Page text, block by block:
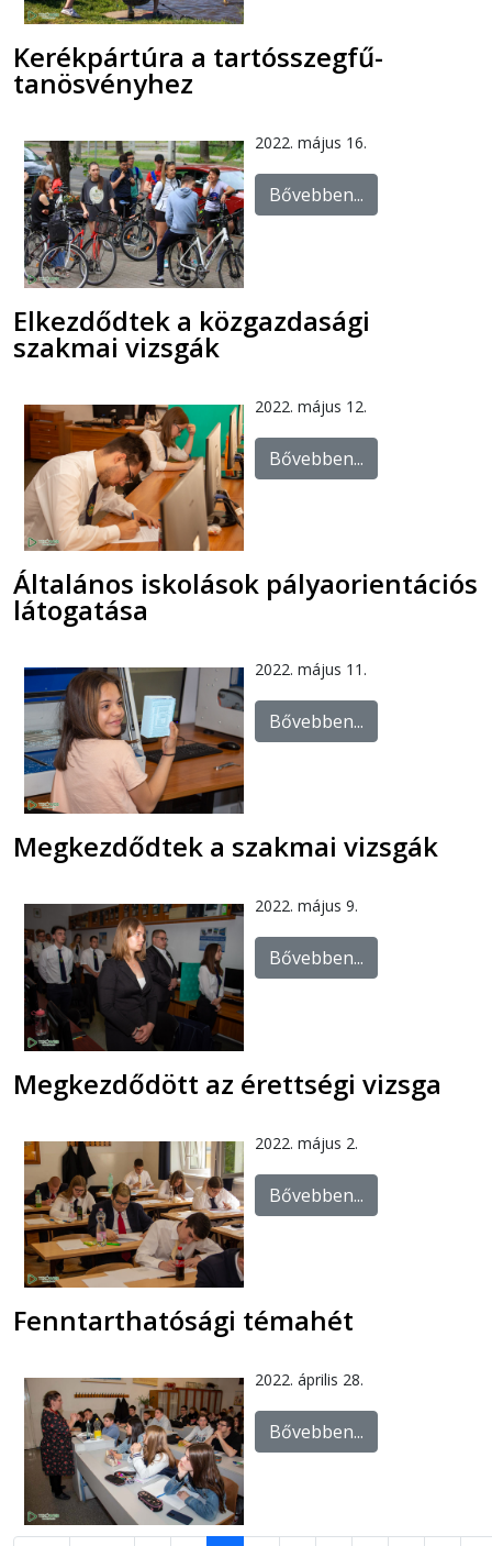
Kerékpártúra a tartósszegfű-
tanösvényhez
2022. május 16.
Bővebben...
Elkezdődtek a közgazdasági
szakmai vizsgák
2022. május 12.
Bővebben...
Általános iskolások pályaorientációs
látogatása
2022. május 11.
Bővebben...
Megkezdődtek a szakmai vizsgák
2022. május 9.
Bővebben...
Megkezdődött az érettségi vizsga
2022. május 2.
Bővebben...
Fenntarthatósági témahét
2022. április 28.
Bővebben...